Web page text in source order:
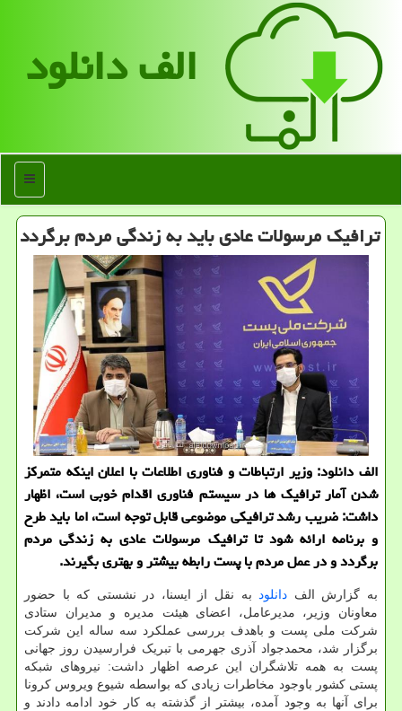
الف دانلود
منو
ترافیك مرسولات عادی باید به زندگی مردم برگردد
الف دانلود: وزیر ارتباطات و فناوری اطلاعات با اعلان اینكه متمركز
شدن آمار ترافیك ها در سیستم فناوری اقدام خوبی است، اظهار
داشت: ضریب رشد ترافیكی موضوعی قابل توجه است، اما باید طرح
و برنامه ارائه شود تا ترافیك مرسولات عادی به زندگی مردم
برگردد و در عمل مردم با پست رابطه بیشتر و بهتری بگیرند.
به گزارش الف دانلود
به نقل از ایسنا، در نشستی که با حضور
معاونان وزیر، مدیرعامل، اعضای هیئت مدیره و مدیران ستادی
شرکت ملی پست و باهدف بررسی عملکرد سه ساله این شرکت
برگزار شد، محمدجواد آذری جهرمی با تبریک فرارسیدن روز جهانی
پست به همه تلاشگران این عرصه اظهار داشت: نیروهای شبکه
پستی کشور باوجود مخاطرات زیادی که بواسطه شیوع ویروس کرونا
برای آنها به وجود آمده، بیشتر از گذشته به کار خود ادامه دادند و